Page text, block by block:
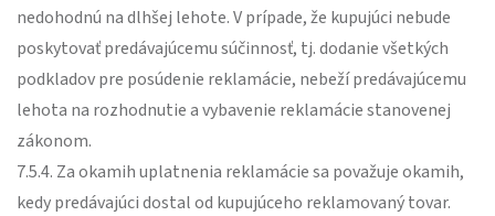
nedohodnú na dlhšej lehote. V prípade, že kupujúci nebude
poskytovať predávajúcemu súčinnosť, tj. dodanie všetkých
podkladov pre posúdenie reklamácie, nebeží predávajúcemu
lehota na rozhodnutie a vybavenie reklamácie stanovenej
zákonom.
7.5.4. Za okamih uplatnenia reklamácie sa považuje okamih,
kedy predávajúci dostal od kupujúceho reklamovaný tovar.